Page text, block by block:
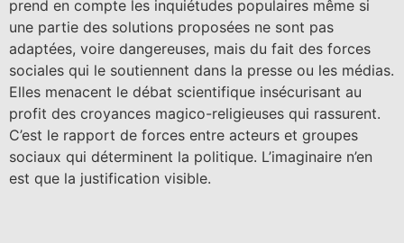
prend en compte les inquiétudes populaires même si
une partie des solutions proposées ne sont pas
adaptées, voire dangereuses, mais du fait des forces
sociales qui le soutiennent dans la presse ou les médias.
Elles menacent le débat scientifique insécurisant au
profit des croyances magico-religieuses qui rassurent.
C’est le rapport de forces entre acteurs et groupes
sociaux qui déterminent la politique. L’imaginaire n’en
est que la justification visible.